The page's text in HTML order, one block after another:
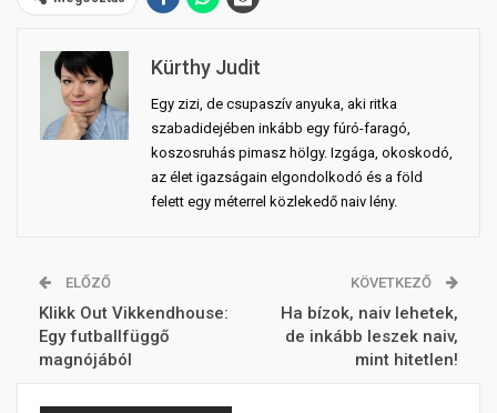
Kürthy Judit
Egy zizi, de csupaszív anyuka, aki ritka
szabadidejében inkább egy fúró-faragó,
koszosruhás pimasz hölgy. Izgága, okoskodó,
az élet igazságain elgondolkodó és a föld
felett egy méterrel közlekedő naiv lény.
ELŐZŐ
Klikk Out Vikkendhouse:
Egy futballfüggő
magnójából
KÖVETKEZŐ
Ha bízok, naiv lehetek,
de inkább leszek naiv,
mint hitetlen!